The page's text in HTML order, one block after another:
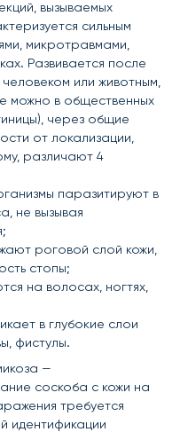
вызываемых
сильным
микротравмами,
Развивается после
или животным,
можно в общественных
через общие
от локализации,
различают 4
паразитируют в
не вызывая
роговой слой кожи,
стопы;
на волосах, ногтях,
в глубокие слои
фистулы.
—
соскоба с кожи на
требуется
идентификации